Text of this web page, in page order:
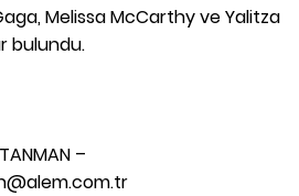
Melissa McCarthy ve Yalitza
bulundu.
–